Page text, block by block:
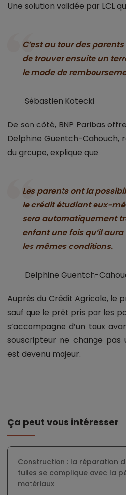
Une solution validée par LCL
C’est au tour des
de trouver ensuite un
le mode de
Sébastien Kotecki
De son côté, BNP Paribas
Delphine Guentch-Cahouch,
du groupe, explique que
Les parents ont la
le crédit étudiant eux-
sera automatiquement
enfant une fois qu’il aura
les mêmes conditions.
Delphine Guentch-
Auprès du Crédit Agricole, le
sauf que le prêt pris par les
s’accompagne d’un taux
souscripteur ne change pas
est devenu majeur.
Ça peut vous intéresser
Construction : la réparation
tuiles se complique avec la
matériaux